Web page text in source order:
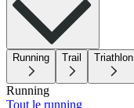
Running Trail Triathlon
Running
Tout le running